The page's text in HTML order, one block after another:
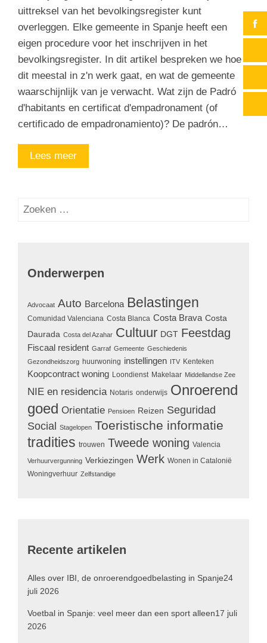
uittreksel van het bevolkingsregister kunt
overleggen. Elke gemeente in Spanje heeft een
eigen procedure voor het inschrijven in het
bevolkingsregister. In dit artikel bespreken we hoe
dit meestal in z'n werk gaat, en wat de gemeente
waarschijnlijk van je verwacht. Wat zijn de Padró
d'habitants en certificat d'empadronament (of
certificado de empadronamiento)? De padrón…
Lees meer
Zoeken
Onderwerpen
Advocaat Auto Barcelona Belastingen
Comunidad Valenciana Costa Blanca Costa Brava Costa
Daurada Costa del Azahar Cultuur DGT Feestdag
Fiscaal resident Garraf Gemeente Geschiedenis
Gezondheidszorg huurwoning instellingen ITV Kenteken
Koopcontract woning Loondienst Makelaar Middellandse Zee
NIE en residencia Notaris onderwijs Onroerend
goed Orientatie Pensioen Reizen Seguridad
Social
Stagelopen Toeristische informatie
tradities trouwen Tweede woning Valencia
Verhuurvergunning Verkiezingen Werk Wonen in Catalonië
Woningverhuur Zelfstandige
Recente artikelen
Alles over IBI, de onroerendgoedbelasting in Spanje24
juli 2026
Voetbal in Spanje: veel meer dan een sport alleen17 juli
2026